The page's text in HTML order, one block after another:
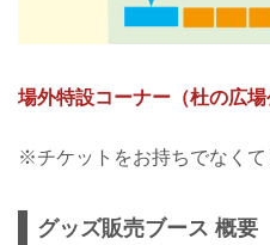
場外特設コーナー（杜の広場
※チケットをお持ちでなく
グッズ販売ブース 概要